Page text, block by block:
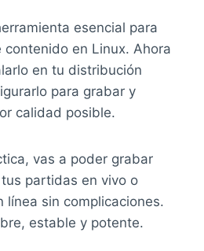
esencial para
en Linux. Ahora
en tu distribución
para grabar y
calidad posible.
vas a poder grabar
partidas en vivo o
línea sin complicaciones.
estable y potente.